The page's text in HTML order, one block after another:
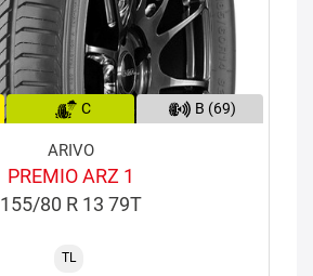
C B (69)
ARIVO
PREMIO ARZ 1
155/80 R 13 79T
TL